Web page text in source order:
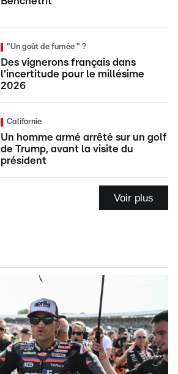
"Un goût de fumée " ?
Des vignerons français dans
l'incertitude pour le millésime
2026
Californie
Un homme armé arrêté sur un golf
de Trump, avant la visite du
président
Voir plus